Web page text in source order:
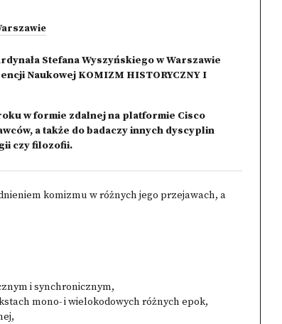
Stefana Wyszyńskiego w Warszawie
Naukowej KOMIZM HISTORYCZNY I
w formie zdalnej na platformie Cisco
a także do badaczy innych dyscyplin
czy filozofii.
komizmu w różnych jego przejawach, a
i synchronicznym,
mono- i wielokodowych różnych epok,